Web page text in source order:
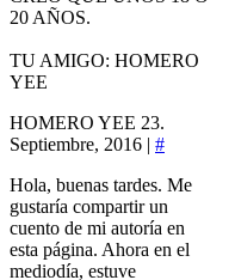
20 AÑOS.
TU AMIGO: HOMERO
YEE
HOMERO YEE 23.
Septiembre, 2016 | #
Hola, buenas tardes. Me
gustaría compartir un
cuento de mi autoría en
esta página. Ahora en el
mediodía, estuve